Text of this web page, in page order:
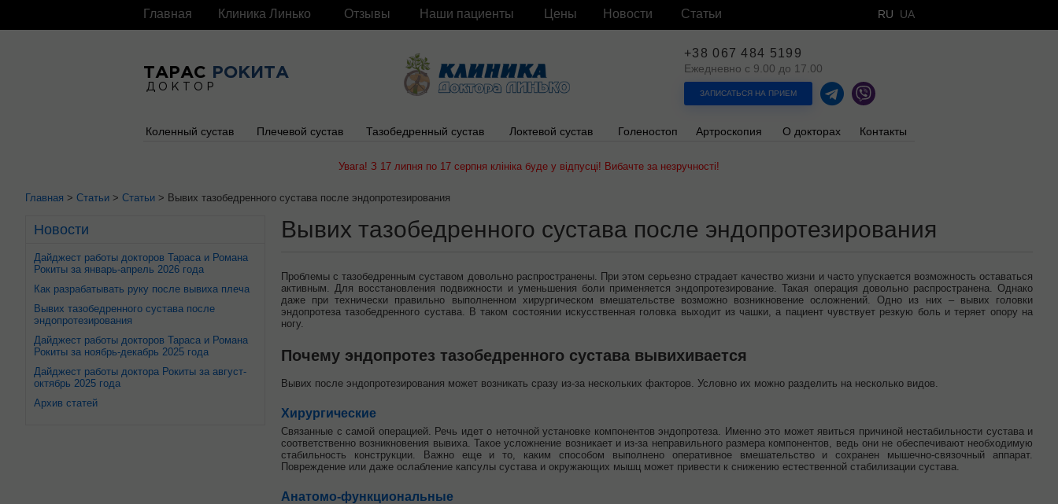
Главная Клиника Линько Отзывы Наши пациенты Цены Новости Статьи RU UA
ТАРАС РОКИТА
ДОКТОР
+38 067 484 5199
Ежедневно с 9.00 до 17.00
ЗАПИСАТЬСЯ НА ПРИЕМ
Коленный сустав Плечевой сустав Тазобедренный сустав Локтевой сустав Голеностоп Артроскопия О докторах Контакты
Увага! З 17 липня по 17 серпня клініка буде у відпусці! Вибачте за незручності!
Главная > Статьи > Статьи > Вывих тазобедренного сустава после эндопротезирования
Новости
Дайджест работы докторов Тараса и Романа
Рокиты за январь-апрель 2026 года
Как разрабатывать руку после вывиха плеча
Вывих тазобедренного сустава после
эндопротезирования
Дайджест работы докторов Тараса и Романа
Рокиты за ноябрь-декабрь 2025 года
Дайджест работы доктора Рокиты за август-
октябрь 2025 года
Архив статей
Вывих тазобедренного сустава после эндопротезирования
Проблемы с тазобедренным суставом довольно распространены. При этом серьезно страдает качество жизни и часто упускается возможность оставаться
активным. Для восстановления подвижности и уменьшения боли применяется эндопротезирование. Такая операция довольно распространена. Однако
даже при технически правильно выполненном хирургическом вмешательстве возможно возникновение осложнений. Одно из них – вывих головки
эндопротеза тазобедренного сустава. В таком состоянии искусственная головка выходит из чашки, а пациент чувствует резкую боль и теряет опору на
ногу.
Почему эндопротез тазобедренного сустава вывихивается
Вывих после эндопротезирования может возникать сразу из-за нескольких факторов. Условно их можно разделить на несколько видов.
Хирургические
Связанные с самой операцией. Речь идет о неточной установке компонентов эндопротеза. Именно это может явиться причиной нестабильности сустава и
соответственно возникновения вывиха. Такое усложнение возникает и из-за неправильного размера компонентов, ведь они не обеспечивают необходимую
стабильность конструкции. Важно еще и то, каким способом выполнено оперативное вмешательство и сохранен мышечно-связочный аппарат.
Повреждение или даже ослабление капсулы сустава и окружающих мышц может привести к снижению естественной стабилизации сустава.
Анатомо-функциональные